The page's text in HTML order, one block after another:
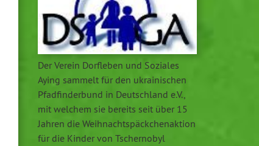
Der Verein Dorfleben und Soziales
Aying sammelt für den ukrainischen
Pfadfinderbund in Deutschland e.V.,
mit welchem sie bereits seit über 15
Jahren die Weihnachtspäckchenaktion
für die Kinder von Tschernobyl